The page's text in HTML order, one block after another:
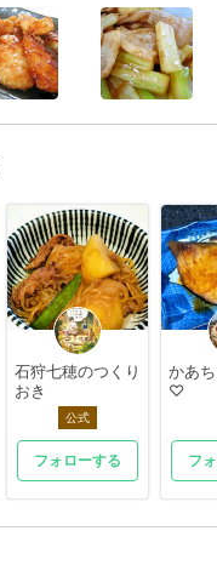
石狩七穂のつくり
おき
公式
フォローする
かあ
♡
フ